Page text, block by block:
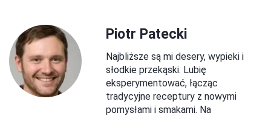
Piotr Patecki
Najbliższe są mi desery, wypieki i
słodkie przekąski. Lubię
eksperymentować, łącząc
tradycyjne receptury z nowymi
pomysłami i smakami. Na